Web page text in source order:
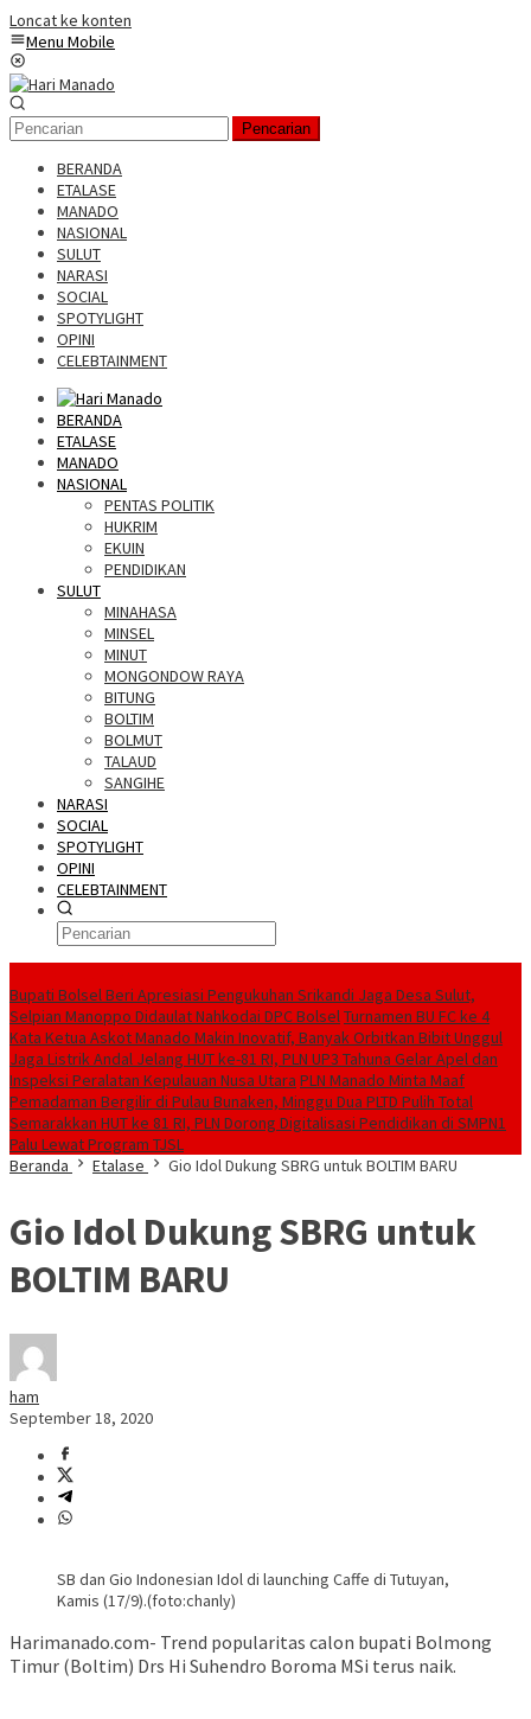
Loncat ke konten
Menu Mobile
Pencarian
BERANDA
ETALASE
MANADO
NASIONAL
SULUT
NARASI
SOCIAL
SPOTYLIGHT
OPINI
CELEBTAINMENT
BERANDA
ETALASE
MANADO
NASIONAL
PENTAS POLITIK
HUKRIM
EKUIN
PENDIDIKAN
SULUT
MINAHASA
MINSEL
MINUT
MONGONDOW RAYA
BITUNG
BOLTIM
BOLMUT
TALAUD
SANGIHE
NARASI
SOCIAL
SPOTYLIGHT
OPINI
CELEBTAINMENT
Bupati Bolsel Beri Apresiasi Pengukuhan Srikandi Jaga Desa Sulut,
Selpian Manoppo Didaulat Nahkodai DPC BolselTurnamen BU FC ke 4
Kata Ketua Askot Manado Makin Inovatif, Banyak Orbitkan Bibit Unggul
Jaga Listrik Andal Jelang HUT ke-81 RI, PLN UP3 Tahuna Gelar Apel dan
Inspeksi Peralatan Kepulauan Nusa Utara PLN Manado Minta Maaf
Pemadaman Bergilir di Pulau Bunaken, Minggu Dua PLTD Pulih Total
Semarakkan HUT ke 81 RI, PLN Dorong Digitalisasi Pendidikan di SMPN1
Palu Lewat Program TJSL
Beranda
Etalase Gio Idol Dukung SBRG untuk BOLTIM BARU
Gio Idol Dukung SBRG untuk
BOLTIM BARU
ham
September 18, 2020
SB dan Gio Indonesian Idol di launching Caffe di Tutuyan,
Kamis (17/9).(foto:chanly)
Harimanado.com- Trend popularitas calon bupati Bolmong
Timur (Boltim) Drs Hi Suhendro Boroma MSi terus naik.